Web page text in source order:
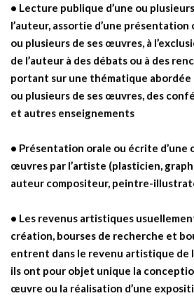
• Lecture publique d’une ou
l’auteur, assortie d’une présentation
ou plusieurs de ses œuvres, à
de l’auteur à des débats ou à des
portant sur une thématique abordée
ou plusieurs de ses œuvres, des
et autres enseignements
• Présentation orale ou écrite d’une
œuvres par l’artiste (plasticien,
auteur compositeur, peintre-
• Les revenus artistiques
création, bourses de recherche et
entrent dans le revenu artistique de
ils ont pour objet unique la
œuvre ou la réalisation d’une